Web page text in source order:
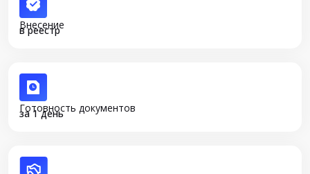
Внесение
в реестр
Готовность документов
за 1 день